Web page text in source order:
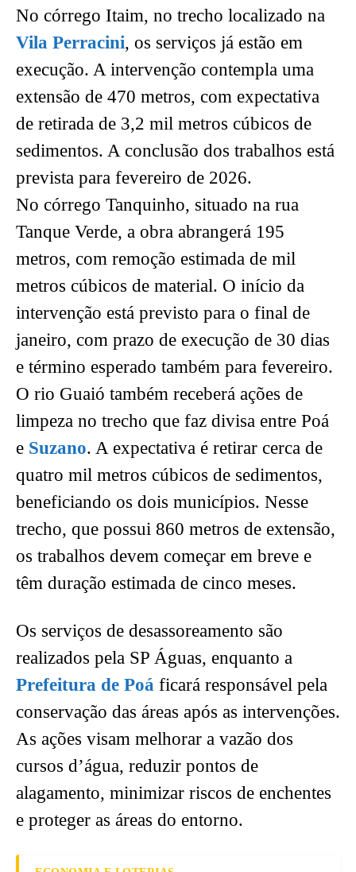
No córrego Itaim, no trecho localizado na
Vila Perracini, os serviços já estão em
execução. A intervenção contempla uma
extensão de 470 metros, com expectativa
de retirada de 3,2 mil metros cúbicos de
sedimentos. A conclusão dos trabalhos está
prevista para fevereiro de 2026.
No córrego Tanquinho, situado na rua
Tanque Verde, a obra abrangerá 195
metros, com remoção estimada de mil
metros cúbicos de material. O início da
intervenção está previsto para o final de
janeiro, com prazo de execução de 30 dias
e término esperado também para fevereiro.
O rio Guaió também receberá ações de
limpeza no trecho que faz divisa entre Poá
e Suzano. A expectativa é retirar cerca de
quatro mil metros cúbicos de sedimentos,
beneficiando os dois municípios. Nesse
trecho, que possui 860 metros de extensão,
os trabalhos devem começar em breve e
têm duração estimada de cinco meses.
Os serviços de desassoreamento são
realizados pela SP Águas, enquanto a
Prefeitura de Poá ficará responsável pela
conservação das áreas após as intervenções.
As ações visam melhorar a vazão dos
cursos d’água, reduzir pontos de
alagamento, minimizar riscos de enchentes
e proteger as áreas do entorno.